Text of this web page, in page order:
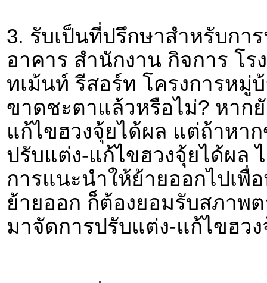
3. รับเป็นที่ปรึกษาสำหรับกา
อาคาร สำนักงาน กิจการ โ
ทเม้นท์ รีสอร์ท โครงการห
ขาดชะตาแล้วหรือไม่? หาก
แก้ไขฮวงจุ้ยได้ผล แต่ถ้าหา
ปรับแต่ง-แก้ไขฮวงจุ้ยได้ผล
การแนะนำให้ย้ายออกไปเพื่
ย้ายออก ก็ต้องยอมรับสภาพ
มาจัดการปรับแต่ง-แก้ไขฮว